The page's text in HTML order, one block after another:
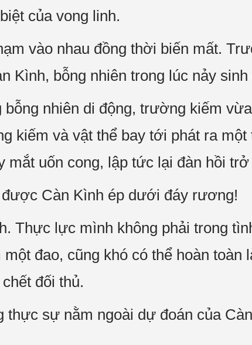
của vong linh.
vào nhau đồng thời biến mất.
bỗng nhiên trong lúc nảy sinh
nhiên di động, trường kiếm
kiếm và vật thể bay tới phát ra một
uốn cong, lập tức lại đàn hồi
Càn Kình ép dưới đáy rương!
Thực lực mình không phải trong
đao, cũng khó có thể hoàn
đối thủ.
thực sự nằm ngoài dự đoán của